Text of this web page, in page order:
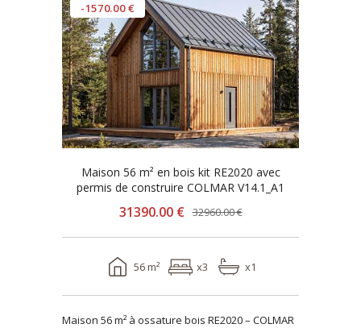
-1570.00 €
Maison 56 m² en bois kit RE2020 avec
permis de construire COLMAR V14.1_A1
31390.00 € 32960.00 €
56 m² x3 x1
Maison 56 m² à ossature bois RE2020 – COLMAR